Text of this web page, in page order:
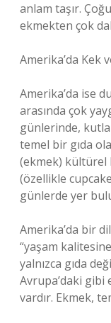
anlam taşır.
ekmekten çok
Amerika’da Kek
Amerika’da ise
arasında çok
günlerinde,
temel bir gıda
(ekmek) kültürel
(özellikle
günlerde yer
Amerika’da bir
“yaşam
yalnızca gıda
Avrupa’daki
vardır. Ekmek,